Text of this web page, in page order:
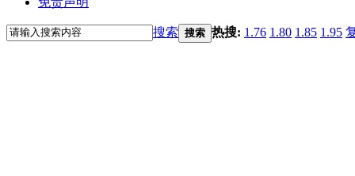
搜索 搜索 热搜: 1.76 1.80 1.85 1.95